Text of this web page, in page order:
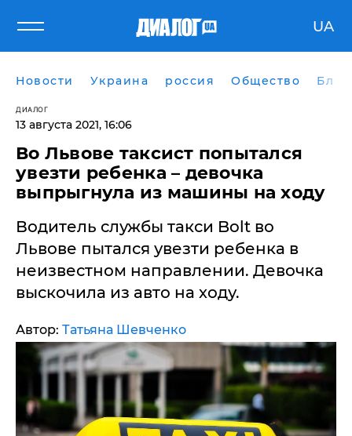
UA
Новости Украина россия Общество
ДИАЛОГ
13 августа 2021, 16:06
Во Львове таксист попытался
увезти ребенка – девочка
выпрыгнула из машины на ходу
Водитель службы такси Bolt во
Львове пытался увезти ребенка в
неизвестном направлении. Девочка
выскочила из авто на ходу.
Автор: Татьяна Шевченко